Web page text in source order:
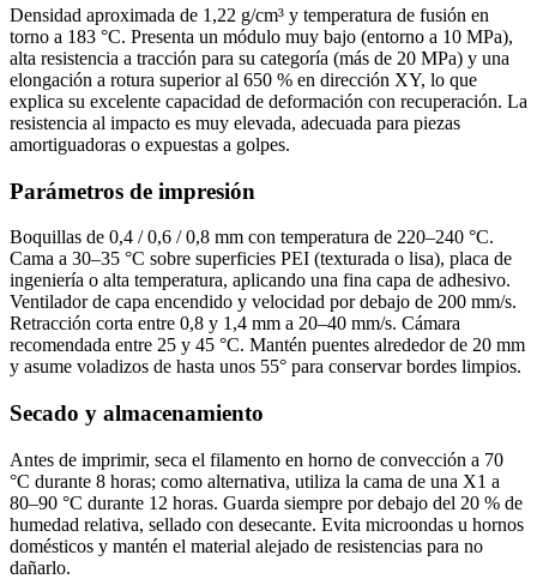
Densidad aproximada de 1,22 g/cm³ y temperatura de fusión en
torno a 183 °C. Presenta un módulo muy bajo (entorno a 10 MPa),
alta resistencia a tracción para su categoría (más de 20 MPa) y una
elongación a rotura superior al 650 % en dirección XY, lo que
explica su excelente capacidad de deformación con recuperación. La
resistencia al impacto es muy elevada, adecuada para piezas
amortiguadoras o expuestas a golpes.
Parámetros de impresión
Boquillas de 0,4 / 0,6 / 0,8 mm con temperatura de 220–240 °C.
Cama a 30–35 °C sobre superficies PEI (texturada o lisa), placa de
ingeniería o alta temperatura, aplicando una fina capa de adhesivo.
Ventilador de capa encendido y velocidad por debajo de 200 mm/s.
Retracción corta entre 0,8 y 1,4 mm a 20–40 mm/s. Cámara
recomendada entre 25 y 45 °C. Mantén puentes alrededor de 20 mm
y asume voladizos de hasta unos 55° para conservar bordes limpios.
Secado y almacenamiento
Antes de imprimir, seca el filamento en horno de convección a 70
°C durante 8 horas; como alternativa, utiliza la cama de una X1 a
80–90 °C durante 12 horas. Guarda siempre por debajo del 20 % de
humedad relativa, sellado con desecante. Evita microondas u hornos
domésticos y mantén el material alejado de resistencias para no
dañarlo.